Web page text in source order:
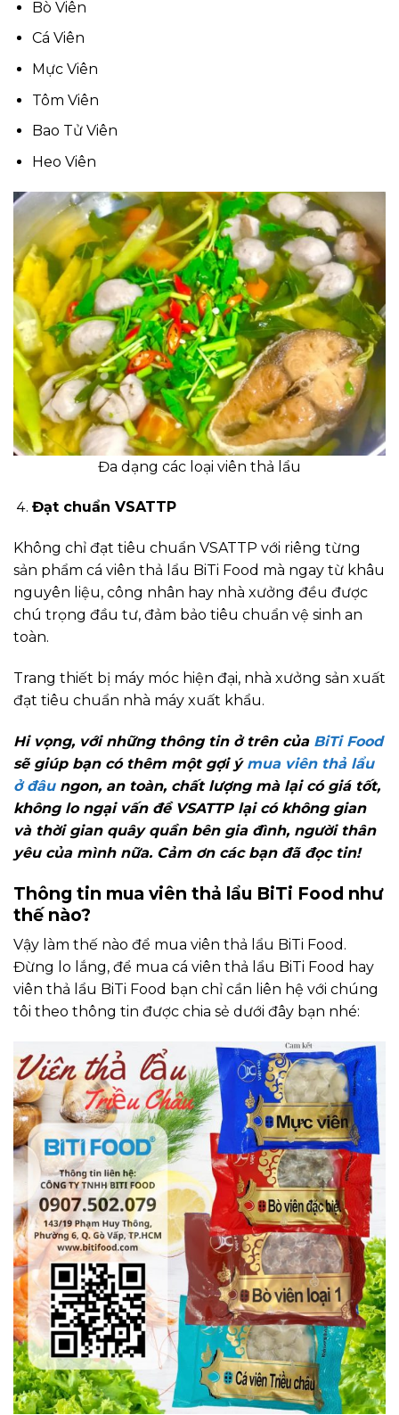
Bò Viên
Cá Viên
Mực Viên
Tôm Viên
Bao Tử Viên
Heo Viên
Đa dạng các loại viên thả lẩu
Đạt chuẩn VSATTP
Không chỉ đạt tiêu chuẩn VSATTP với riêng từng
sản phẩm cá viên thả lẩu BiTi Food mà ngay từ khâu
nguyên liệu, công nhân hay nhà xưởng đều được
chú trọng đầu tư, đảm bảo tiêu chuẩn vệ sinh an
toàn.
Trang thiết bị máy móc hiện đại, nhà xưởng sản xuất
đạt tiêu chuẩn nhà máy xuất khẩu.
Hi vọng, với những thông tin ở trên của BiTi Food
sẽ giúp bạn có thêm một gợi ý mua viên thả lẩu
ở đâungon, an toàn, chất lượng mà lại có giá tốt,
không lo ngại vấn đề VSATTP lại có không gian
và thời gian quây quần bên gia đình, người thân
yêu của mình nữa. Cảm ơn các bạn đã đọc tin!
Thông tin mua viên thả lẩu BiTi Food như
thế nào?
Vậy làm thế nào để mua viên thả lẩu BiTi Food.
Đừng lo lắng, để mua cá viên thả lẩu BiTi Food hay
viên thả lẩu BiTi Food bạn chỉ cần liên hệ với chúng
tôi theo thông tin được chia sẻ dưới đây bạn nhé: